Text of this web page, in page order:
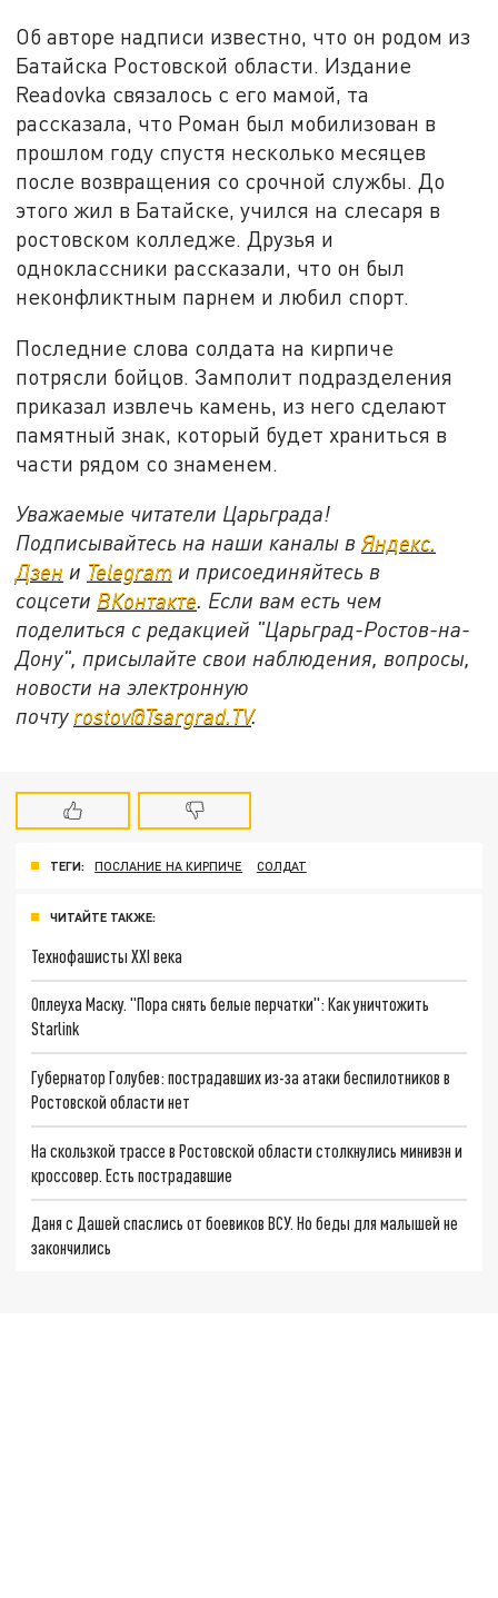
Об авторе надписи известно, что он родом из
Батайска Ростовской области. Издание
Readovka связалось с его мамой, та
рассказала, что Роман был мобилизован в
прошлом году спустя несколько месяцев
после возвращения со срочной службы. До
этого жил в Батайске, учился на слесаря в
ростовском колледже. Друзья и
одноклассники рассказали, что он был
неконфликтным парнем и любил спорт.
Последние слова солдата на кирпиче
потрясли бойцов. Замполит подразделения
приказал извлечь камень, из него сделают
памятный знак, который будет храниться в
части рядом со знаменем.
Уважаемые читатели Царьграда!
Подписывайтесь на наши каналы вЯндекс.
Дзен и Telegram и присоединяйтесь в
соцсети ВКонтакте. Если вам есть чем
поделиться с редакцией "Царьград-Ростов-на-
Дону", присылайте свои наблюдения, вопросы,
новости на электронную
почту rostov@Tsargrad.ТV.
ТЕГИ: ПОСЛАНИЕ НА КИРПИЧЕ СОЛДАТ
ЧИТАЙТЕ ТАКЖЕ:
Технофашисты XXI века
Оплеуха Маску. "Пора снять белые перчатки": Как уничтожить
Starlink
Губернатор Голубев: пострадавших из-за атаки беспилотников в
Ростовской области нет
На скользкой трассе в Ростовской области столкнулись минивэн и
кроссовер. Есть пострадавшие
Даня с Дашей спаслись от боевиков ВСУ. Но беды для малышей не
закончились